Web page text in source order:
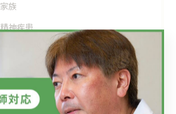
家族
精神疾患
メンタルヘルス
最近の投稿 Recent Posts